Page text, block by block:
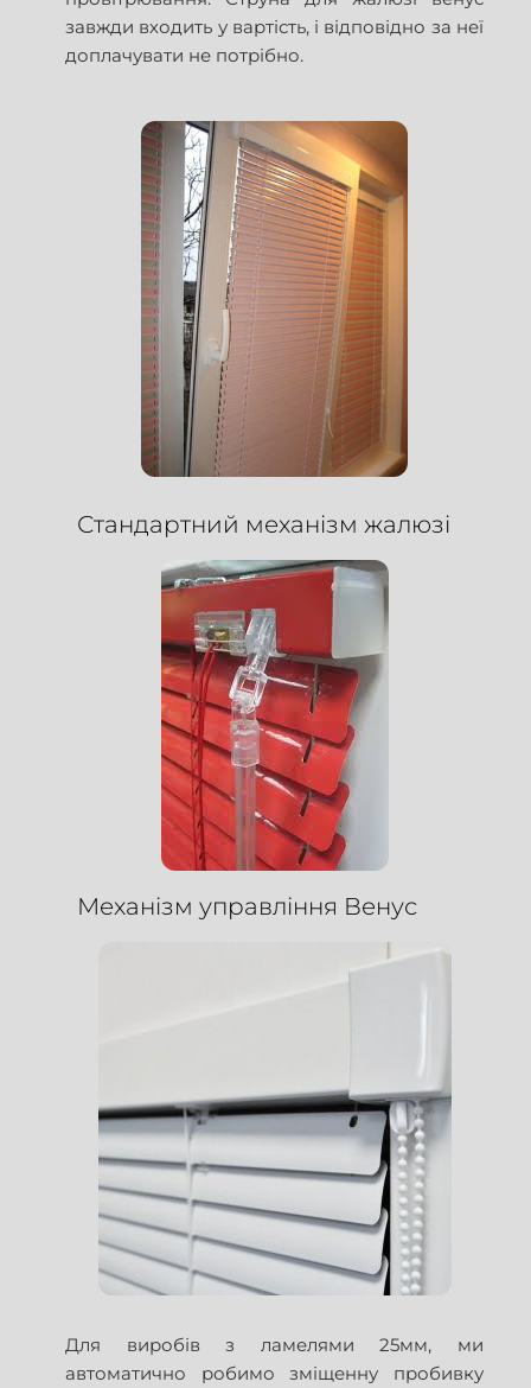
завжди входить у вартість, і відповідно за неї
доплачувати не потрібно.
Стандартний механізм жалюзі
Механізм управління Венус
Для виробів з ламелями 25мм, ми
автоматично робимо зміщенну пробивку